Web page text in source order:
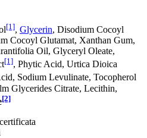
[1], Glycerin, Disodium Cocoyl
Cocoyl Glutamat, Xanthan Gum,
Oil, Glyceryl Oleate,
[1], Phytic Acid, Urtica Dioica
Sodium Levulinate, Tocopherol
Glycerides Citrate, Lecithin,
[2]